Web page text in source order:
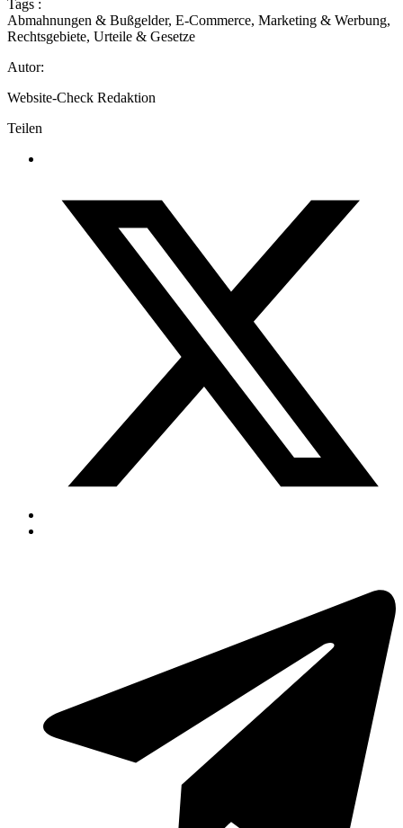
Tags :
Abmahnungen & Bußgelder, E-Commerce, Marketing & Werbung,
Rechtsgebiete, Urteile & Gesetze
Autor:
Website-Check Redaktion
Teilen